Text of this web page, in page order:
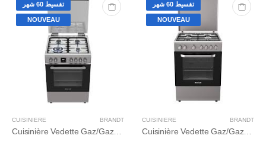
تقسيط 60 شهر
NOUVEAU
CUISINIERE BRANDT
Cuisinière Vedette Gaz/Gaz MF
تقسيط 60 شهر
NOUVEAU
CUISINIERE BRANDT
Cuisinière Vedette Gaz/Gaz CAT